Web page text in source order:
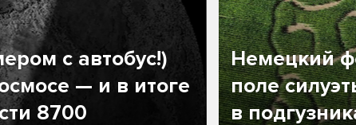
с автобус!)
— и в итоге
8700
Немецкий
поле
в